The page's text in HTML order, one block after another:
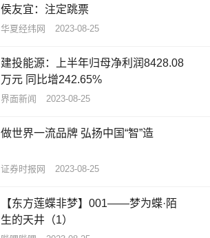
侯友宜：注定跳票
华夏经纬网 2023-08-25
建投能源：上半年归母净利润8428.08
万元 同比增242.65%
界面新闻 2023-08-25
做世界一流品牌 弘扬中国“智”造
证券时报网 2023-08-25
【东方莲蝶非梦】001——梦为蝶·陌
生的天井（1）